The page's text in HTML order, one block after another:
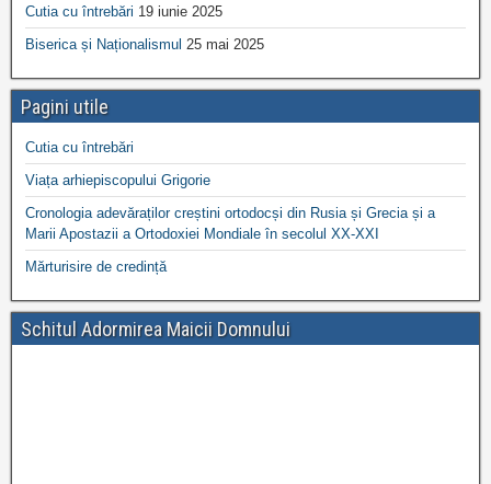
Cutia cu întrebări 19 iunie 2025
Biserica și Naționalismul 25 mai 2025
Pagini utile
Cutia cu întrebări
Viața arhiepiscopului Grigorie
Cronologia adevăraților creștini ortodocși din Rusia și Grecia și a
Marii Apostazii a Ortodoxiei Mondiale în secolul XX-XXI
Mărturisire de credință
Schitul Adormirea Maicii Domnului